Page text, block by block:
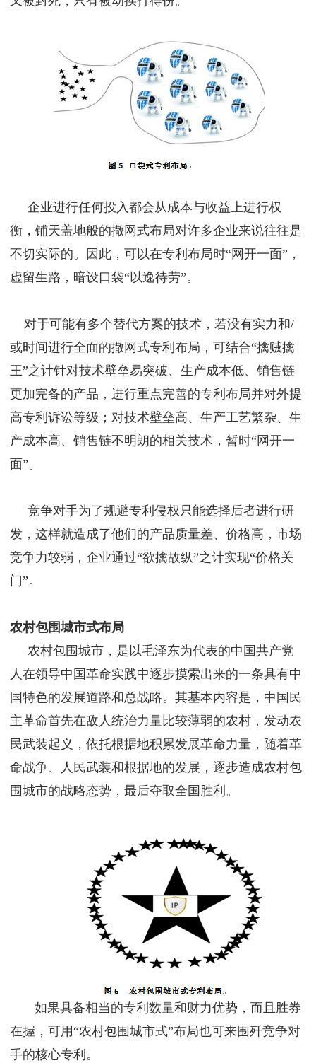
企业进行任何投入都会从成本与收益上进行权
衡，铺天盖地般的撒网式布局对许多企业来说往往是
不切实际的。因此，可以在专利布局时“网开一面”，
虚留生路，暗设口袋“以逸待劳”。
对于可能有多个替代方案的技术，若没有实力和/
或时间进行全面的撒网式专利布局，可结合“擒贼擒
王”之计针对技术壁垒易突破、生产成本低、销售链
更加完备的产品，进行重点完善的专利布局并对外提
高专利诉讼等级；对技术壁垒高、生产工艺繁杂、生
产成本高、销售链不明朗的相关技术，暂时“网开一
面”。
竞争对手为了规避专利侵权只能选择后者进行研
发，这样就造成了他们的产品质量差、价格高，市场
竞争力较弱，企业通过“欲擒故纵”之计实现“价格关
门”。
农村包围城市式布局
农村包围城市，是以毛泽东为代表的中国共产党
人在领导中国革命实践中逐步摸索出来的一条具有中
国特色的发展道路和总战略。其基本内容是，中国民
主革命首先在敌人统治力量比较薄弱的农村，发动农
民武装起义，依托根据地积累发展革命力量，随着革
命战争、人民武装和根据地的发展，逐步造成农村包
围城市的战略态势，最后夺取全国胜利。
如果具备相当的专利数量和财力优势，而且胜券
在握，可用“农村包围城市式”布局也可来围歼竞争对
手的核心专利。